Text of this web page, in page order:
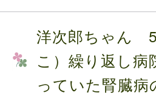
2024.5.28
ファルミナドッグフード＆
お知らせ
2024.10.7
送料の価格変更のお知らせ...
お知らせ
2024.5.28
洋次郎ちゃん
こ）繰り返し病
っていた腎臓病